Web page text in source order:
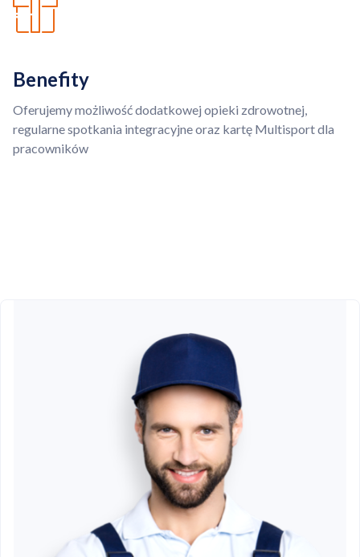
Benefity
Oferujemy możliwość dodatkowej opieki zdrowotnej,
regularne spotkania integracyjne oraz kartę Multisport dla
pracowników